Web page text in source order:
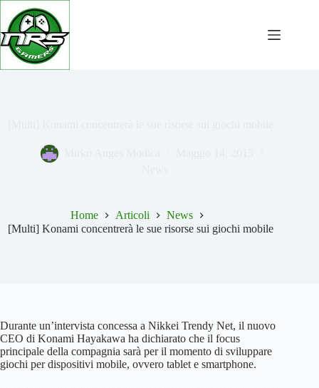
Salta
contenuto
Home Articoli
News
[Multi] Konami concentrerà le sue risorse sui giochi mobile
Durante un’intervista concessa a Nikkei Trendy Net, il nuovo
CEO di Konami Hayakawa ha dichiarato che il focus
principale della compagnia sarà per il momento di sviluppare
giochi per dispositivi mobile, ovvero tablet e smartphone.